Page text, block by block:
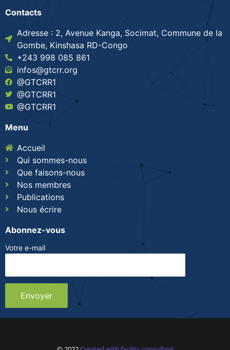
Contacts
Adresse : 2, Avenue Kanga, Socimat, Commune de la
Gombe, Kinshasa RD-Congo
+243 998 085 861
infos@gtcrr.org
@GTCRR1
@GTCRR1
@GTCRR1
Menu
Accueil
Qui sommes-nous
Que faisons-nous
Nos membres
Publications
Nous écrire
Abonnez-vous
Votre e-mail